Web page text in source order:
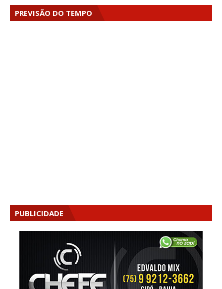
PREVISÃO DO TEMPO
PUBLICIDADE